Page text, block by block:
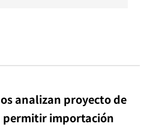
analizan proyecto de
permitir importación